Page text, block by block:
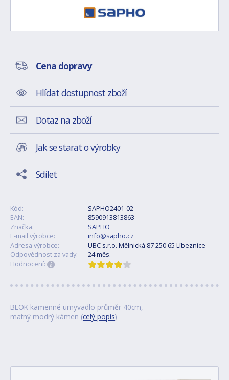
Cena dopravy
Hlídat dostupnost zboží
Dotaz na zboží
Jak se starat o výrobky
Sdílet
Kód:
SAPHO2401-02
EAN:
8590913813863
Značka:
SAPHO
E-mail výrobce:
info@sapho.cz
Adresa výrobce:
UBC s.r.o. Mělnická 87 250 65 Líbeznice
Odpovědnost za vady:
24 měs.
Hodnocení:
BLOK kamenné umyvadlo průměr 40cm,
matný modrý kámen (celý popis)